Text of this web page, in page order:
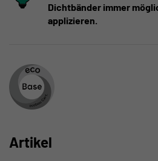
Dichtbänder immer
applizieren.
Artikel